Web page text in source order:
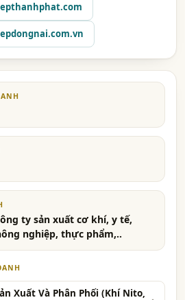
ty sản xuất cơ khí, y tế,
nghiệp, thực phẩm,..
Xuất Và Phân Phối (Khí Nito,